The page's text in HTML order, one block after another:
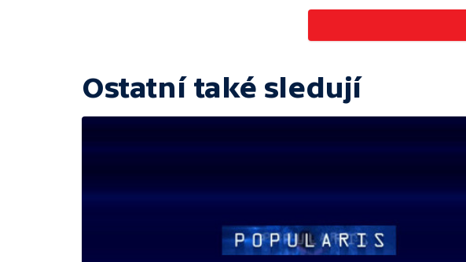
Ostatní také sledují